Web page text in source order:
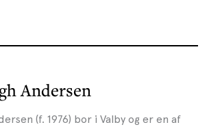
Andersen
(f. 1976) bor i Valby og er en af